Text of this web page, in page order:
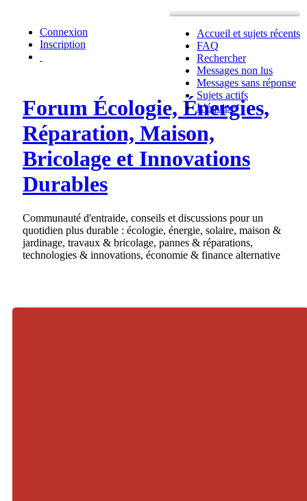
Accueil et sujets récents
FAQ
Rechercher
Messages non lus
Messages sans réponse
Sujets actifs
L’équipe
Connexion
Inscription
Forum Écologie, Énergies,
Réparation, Maison,
Bricolage et Innovations
Durables
Communauté d'entraide, conseils et discussions pour un
quotidien plus durable : écologie, énergie, solaire, maison &
jardinage, travaux & bricolage, pannes & réparations,
technologies & innovations, économie & finance alternative